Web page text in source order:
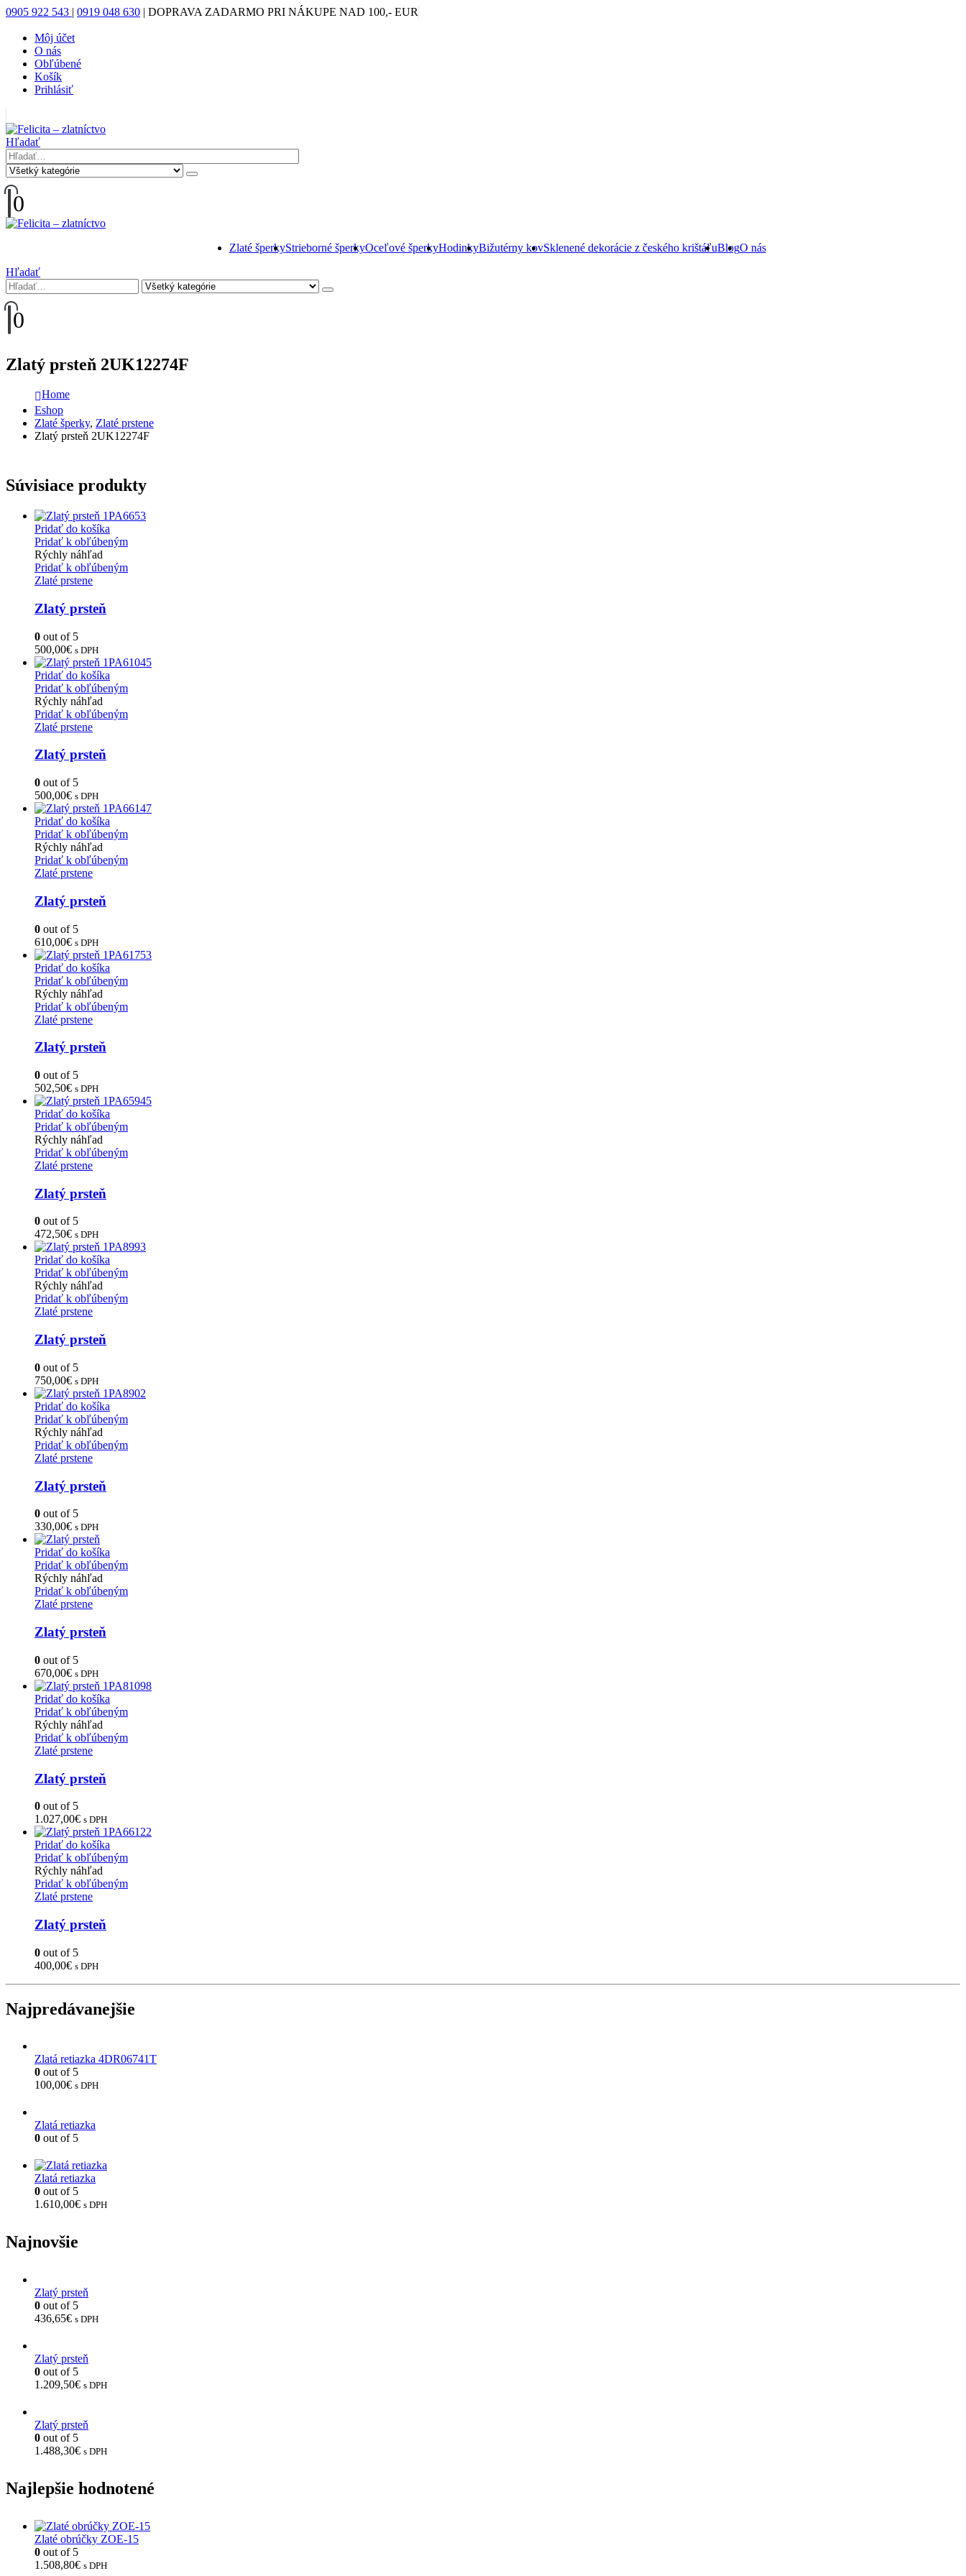
0905 922 543 | 0919 048 630 | DOPRAVA ZADARMO PRI NÁKUPE NAD 100,- EUR
Môj účet
O nás
Obľúbené
Košík
Prihlásiť
Hľadať
0
Zlaté šperkyStrieborné šperkyOceľové šperkyHodinkyBižutérny kovSklenené dekorácie z českého krištáľuBlogO nás
Hľadať
0
Zlatý prsteň 2UK12274F
Home
Eshop
Zlaté šperky, Zlaté prstene
Zlatý prsteň 2UK12274F
Súvisiace produkty
Pridať do košíka
Pridať k obľúbeným
Rýchly náhľad
Pridať k obľúbeným
Zlaté prstene
Zlatý prsteň
0 out of 5
500,00€ s DPH
Pridať do košíka
Pridať k obľúbeným
Rýchly náhľad
Pridať k obľúbeným
Zlaté prstene
Zlatý prsteň
0 out of 5
500,00€ s DPH
Pridať do košíka
Pridať k obľúbeným
Rýchly náhľad
Pridať k obľúbeným
Zlaté prstene
Zlatý prsteň
0 out of 5
610,00€ s DPH
Pridať do košíka
Pridať k obľúbeným
Rýchly náhľad
Pridať k obľúbeným
Zlaté prstene
Zlatý prsteň
0 out of 5
502,50€ s DPH
Pridať do košíka
Pridať k obľúbeným
Rýchly náhľad
Pridať k obľúbeným
Zlaté prstene
Zlatý prsteň
0 out of 5
472,50€ s DPH
Pridať do košíka
Pridať k obľúbeným
Rýchly náhľad
Pridať k obľúbeným
Zlaté prstene
Zlatý prsteň
0 out of 5
750,00€ s DPH
Pridať do košíka
Pridať k obľúbeným
Rýchly náhľad
Pridať k obľúbeným
Zlaté prstene
Zlatý prsteň
0 out of 5
330,00€ s DPH
Pridať do košíka
Pridať k obľúbeným
Rýchly náhľad
Pridať k obľúbeným
Zlaté prstene
Zlatý prsteň
0 out of 5
670,00€ s DPH
Pridať do košíka
Pridať k obľúbeným
Rýchly náhľad
Pridať k obľúbeným
Zlaté prstene
Zlatý prsteň
0 out of 5
1.027,00€ s DPH
Pridať do košíka
Pridať k obľúbeným
Rýchly náhľad
Pridať k obľúbeným
Zlaté prstene
Zlatý prsteň
0 out of 5
400,00€ s DPH
Najpredávanejšie
Zlatá retiazka 4DR06741T
0 out of 5
100,00€ s DPH
Zlatá retiazka
0 out of 5
Zlatá retiazka
0 out of 5
1.610,00€ s DPH
Najnovšie
Zlatý prsteň
0 out of 5
436,65€ s DPH
Zlatý prsteň
0 out of 5
1.209,50€ s DPH
Zlatý prsteň
0 out of 5
1.488,30€ s DPH
Najlepšie hodnotené
Zlaté obrúčky ZOE-15
0 out of 5
1.508,80€ s DPH